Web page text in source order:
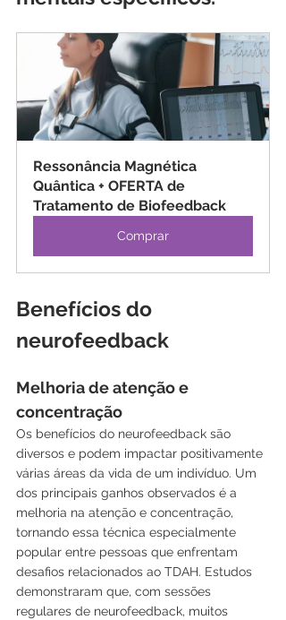
Ressonância Magnética
Quântica + OFERTA de
Tratamento de Biofeedback
Comprar
Benefícios do
neurofeedback
Melhoria de atenção e
concentração
Os benefícios do neurofeedback são
diversos e podem impactar positivamente
várias áreas da vida de um indivíduo. Um
dos principais ganhos observados é a
melhoria na atenção e concentração,
tornando essa técnica especialmente
popular entre pessoas que enfrentam
desafios relacionados ao TDAH. Estudos
demonstraram que, com sessões
regulares de neurofeedback, muitos